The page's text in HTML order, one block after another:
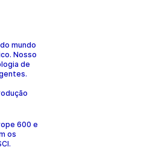
mundo
Nosso
de
600 e
os